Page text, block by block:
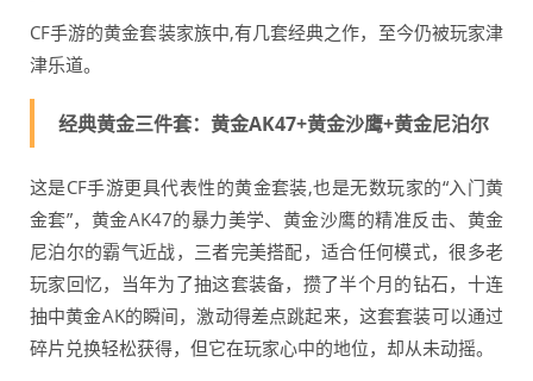
CF手游的黄金套装家族中,有几套经典之作，至今仍被玩家津
津乐道。
经典黄金三件套：黄金AK47+黄金沙鹰+黄金尼泊尔
这是CF手游更具代表性的黄金套装,也是无数玩家的“入门黄
金套”，黄金AK47的暴力美学、黄金沙鹰的精准反击、黄金
尼泊尔的霸气近战，三者完美搭配，适合任何模式，很多老
玩家回忆，当年为了抽这套装备，攒了半个月的钻石，十连
抽中黄金AK的瞬间，激动得差点跳起来，这套套装可以通过
碎片兑换轻松获得，但它在玩家心中的地位，却从未动摇。